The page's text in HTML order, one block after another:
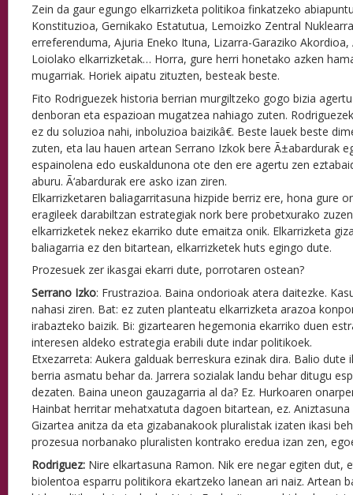
Zein da gaur egungo elkarrizketa politikoa finkatzeko
Konstituzioa, Gernikako Estatutua, Lemoizko Zentral
erreferenduma, Ajuria Eneko Ituna, Lizarra-Garaziko
Loiolako elkarrizketak… Horra, gure herri honetako azken
mugarriak. Horiek aipatu zituzten, besteak beste.
Fito Rodriguezek historia berrian murgiltzeko gogo bizia
denboran eta espazioan mugatzea nahiago zuten.
ez du soluzioa nahi, inboluzioa baizikâ€. Beste lauek beste
zuten, eta lau hauen artean Serrano Izkok bere Ã±abardurak
espainolena edo euskaldunona ote den ere agertu zen
aburu. Ã‘abardurak ere asko izan ziren.
Elkarrizketaren baliagarritasuna hizpide berriz ere, hona gure
eragileek darabiltzan estrategiak nork bere probetxurako
elkarrizketek nekez ekarriko dute emaitza onik. Elkarrizketa
baliagarria ez den bitartean, elkarrizketek huts egingo dute.
Prozesuek zer ikasgai ekarri dute, porrotaren ostean?
Serrano Izko: Frustrazioa. Baina ondorioak atera daitezke.
nahasi ziren. Bat: ez zuten planteatu elkarrizketa arazoa
irabazteko baizik. Bi: gizartearen hegemonia ekarriko duen
interesen aldeko estrategia erabili dute indar politikoek.
Etxezarreta: Aukera galduak berreskura ezinak dira. Balio dute
berria asmatu behar da. Jarrera sozialak landu behar ditugu
dezaten. Baina uneon gauzagarria al da? Ez. Hurkoaren
Hainbat herritar mehatxatuta dagoen bitartean, ez.
Gizartea anitza da eta gizabanakook pluralistak izaten ikasi
prozesua norbanako pluralisten kontrako eredua izan zen,
Rodriguez: Nire elkartasuna Ramon. Nik ere negar egiten dut,
biolentoa esparru politikora ekartzeko lanean ari naiz. Artean